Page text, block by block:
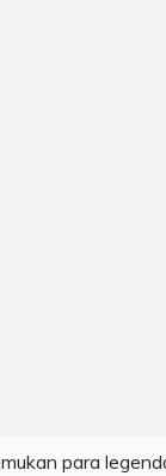
para